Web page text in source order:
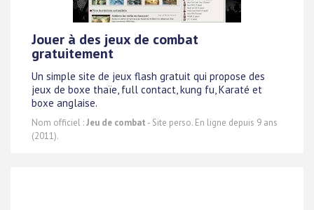
Jouer à des jeux de combat
gratuitement
Un simple site de jeux flash gratuit qui propose des
jeux de boxe thaïe, full contact, kung fu, Karaté et
boxe anglaise.
Nom officiel :Jeu de combat - Site perso. En ligne depuis 9 ans
(2011).